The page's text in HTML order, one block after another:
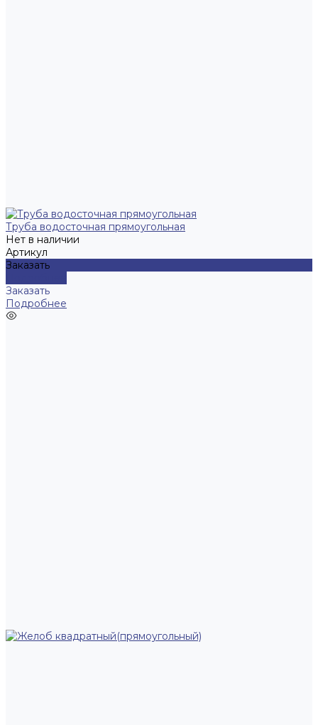
Труба водосточная прямоугольная
Нет в наличии
Артикул
Заказать
Заказать
Подробнее